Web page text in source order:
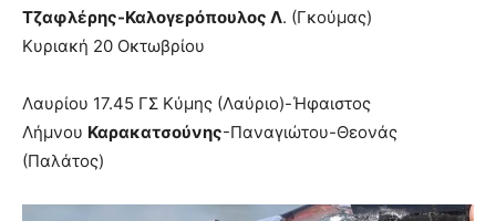
Τζαφλέρης-Καλογερόπουλος Λ. (Γκούμας)
Κυριακή 20 Οκτωβρίου
Λαυρίου 17.45 ΓΣ Κύμης (Λαύριο)-Ήφαιστος
Λήμνου Καρακατσούνης-Παναγιώτου-Θεονάς
(Παλάτος)